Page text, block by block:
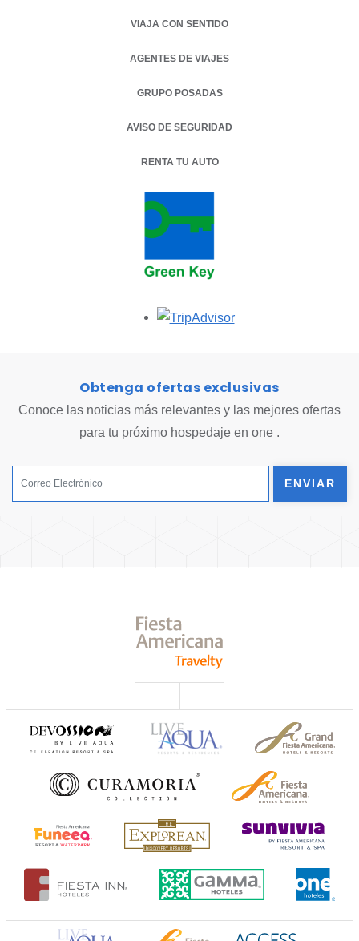
VIAJA CON SENTIDO
AGENTES DE VIAJES
GRUPO POSADAS
AVISO DE SEGURIDAD
RENTA TU AUTO
OPENS IN A NEW TAB.
Opens in a new tab.
Obtenga ofertas exclusivas
Conoce las noticias más relevantes y las mejores ofertas
para tu próximo hospedaje en one .
ENVIAR